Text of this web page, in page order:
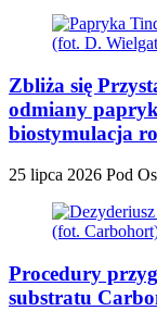
Zbliża się
odmiany
biostymulacja
25 lipca 2026 Pod
Procedury
substratu